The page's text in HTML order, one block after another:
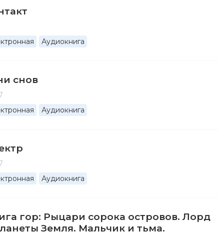
Аудиокнига
снов
Аудиокнига
Аудиокнига
гор: Рыцари сорока островов. Лорд
Земля. Мальчик и тьма.